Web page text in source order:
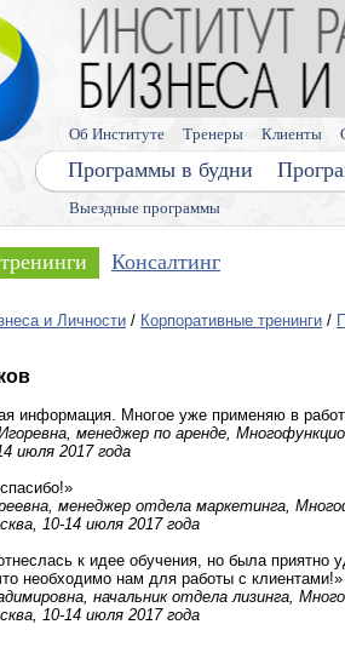
Выездные программы
Программы в будни
Об Институте Тренеры Клиенты
Консалтинг
и Личности / Корпоративные тренинги /
информация. Многое уже применяю в
менеджер по аренде,
июля 2017 года
менеджер отдела маркетинга,
10-14 июля 2017 года
к идее обучения, но была приятно
необходимо нам для работы с клиентами!»
начальник отдела лизинга,
10-14 июля 2017 года